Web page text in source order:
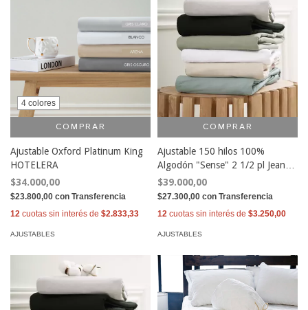
4 colores
COMPRAR
Ajustable Oxford Platinum King
HOTELERA
$34.000,00
$23.800,00 con Transferencia
12 cuotas sin interés de $2.833,33
AJUSTABLES
COMPRAR
Ajustable 150 hilos 100%
Algodón "Sense" 2 1/2 pl Jean
Cartier
$39.000,00
$27.300,00 con Transferencia
12 cuotas sin interés de $3.250,00
AJUSTABLES